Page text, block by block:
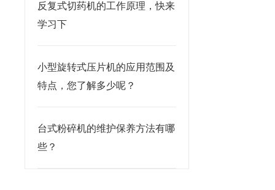
反复式切药机的工作原理，快来
学习下
小型旋转式压片机的应用范围及
特点，您了解多少呢？
台式粉碎机的维护保养方法有哪
些？